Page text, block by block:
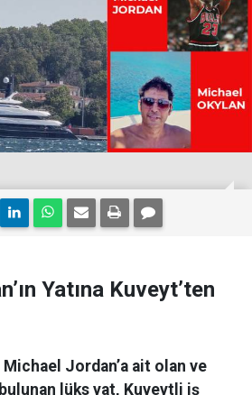
Yatına Kuveyt’ten
Jordan’a ait olan ve
lüks yat, Kuveytli iş